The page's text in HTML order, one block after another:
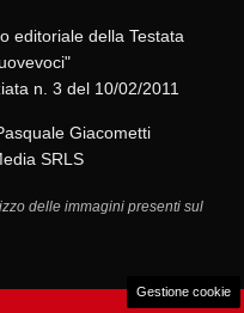
editoriale della Testata
n. 3 del 10/02/2011
Giacometti
SRLS
delle immagini presenti sul
Gestione cookie